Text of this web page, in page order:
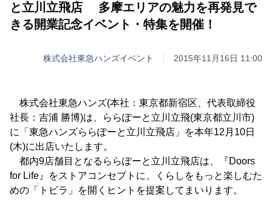
と立川立飛店 多摩エリアの魅力を再発見で
きる開業記念イベント・特集を開催！
株式会社東急ハンズイベント 2015年11月16日 11:00
株式会社東急ハンズ(本社：東京都新宿区、代表取締役
社長：吉浦 勝博)は、ららぽーと立川立飛(東京都立川市)
に「東急ハンズららぽーと立川立飛店」を本年12月10日
(木)に出店いたします。
都内9店舗目となるららぽーと立川立飛店は、『Doors
for Life』をストアコンセプトに、くらしをもっと楽しむた
めの「トビラ」を開くヒントを提案してまいります。